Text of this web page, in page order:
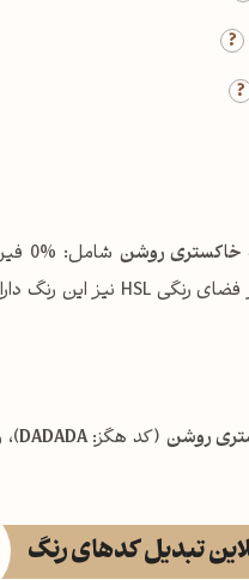
خاکستری روشن
روشن (کد هگز:DADADA
تبدیل کدهای رنگ